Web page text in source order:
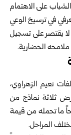
على الاهتمام
في ترسيخ الوعي
لا يقتصر على تسجيل
الحضارية.
نعيم الزهراوي،
ثلاثة نماذج من
ما تحمله من قيمة
المراحل.